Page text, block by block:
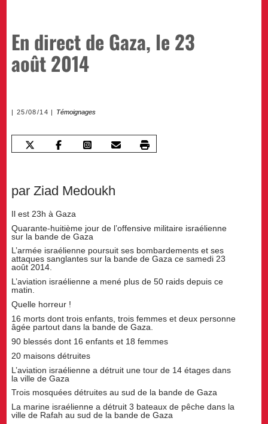
En direct de Gaza, le 23
août 2014
25/08/14 Témoignages
par Ziad Medoukh
Il est 23h à Gaza
Quarante-huitième jour de l’offensive militaire israélienne
sur la bande de Gaza
L’armée israélienne poursuit ses bombardements et ses
attaques sanglantes sur la bande de Gaza ce samedi 23
août 2014.
L’aviation israélienne a mené plus de 50 raids depuis ce
matin.
Quelle horreur !
16 morts dont trois enfants, trois femmes et deux personne
âgée partout dans la bande de Gaza.
90 blessés dont 16 enfants et 18 femmes
20 maisons détruites
L’aviation israélienne a détruit une tour de 14 étages dans
la ville de Gaza
Trois mosquées détruites au sud de la bande de Gaza
La marine israélienne a détruit 3 bateaux de pêche dans la
ville de Rafah au sud de la bande de Gaza